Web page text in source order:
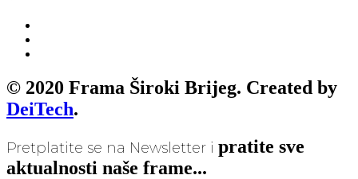
© 2020 Frama Široki Brijeg. Created by
DeiTech.
Pretplatite se na Newsletter i pratite sve
aktualnosti naše frame...